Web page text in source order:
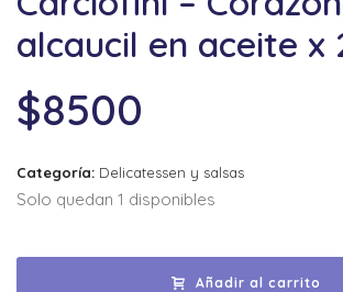
alcaucil en aceite x
$8500
Categoría: Delicatessen y salsas
Solo quedan 1 disponibles
Añadir al carrito